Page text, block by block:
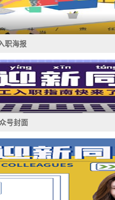
职海报
号封面